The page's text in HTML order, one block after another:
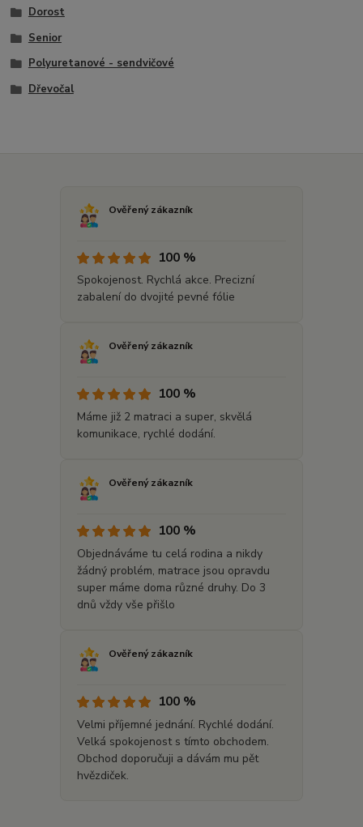
Dorost
Senior
Polyuretanové - sendvičové
Dřevočal
Ověřený zákazník
100 %
Spokojenost. Rychlá akce. Precizní
zabalení do dvojité pevné fólie
Ověřený zákazník
100 %
Máme již 2 matraci a super, skvělá
komunikace, rychlé dodání.
Ověřený zákazník
100 %
Objednáváme tu celá rodina a nikdy
žádný problém, matrace jsou opravdu
super máme doma různé druhy. Do 3
dnů vždy vše přišlo
Ověřený zákazník
100 %
Velmi příjemné jednání. Rychlé dodání.
Velká spokojenost s tímto obchodem.
Obchod doporučuji a dávám mu pět
hvězdiček.